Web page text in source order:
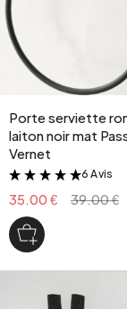
Porte serviette
laiton noir mat
Vernet
&
6 Avis
35.00 € 39.00 €